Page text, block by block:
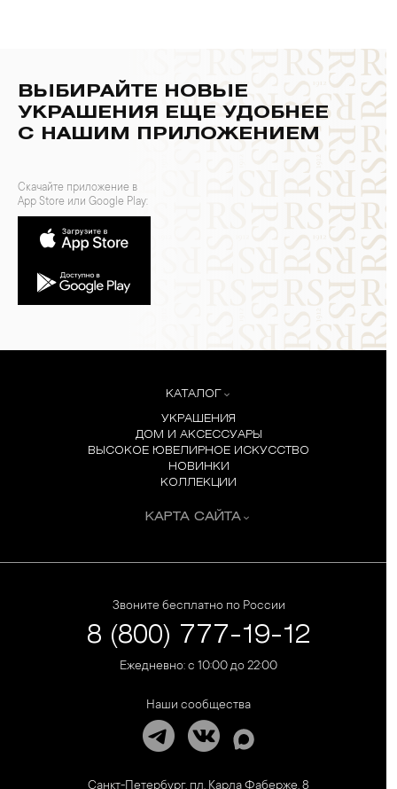
ВЫБИРАЙТЕ НОВЫЕ
УКРАШЕНИЯ ЕЩЕ УДОБНЕЕ
С НАШИМ ПРИЛОЖЕНИЕМ
Скачайте приложение в
App Store или Google Play:
КАТАЛОГ
УКРАШЕНИЯ
ДОМ И АКСЕССУАРЫ
ВЫСОКОЕ ЮВЕЛИРНОЕ ИСКУССТВО
НОВИНКИ
КОЛЛЕКЦИИ
КАРТА САЙТА
Звоните бесплатно по России
8 (800) 777-19-12
Ежедневно: с 10:00 до 22:00
Наши сообщества